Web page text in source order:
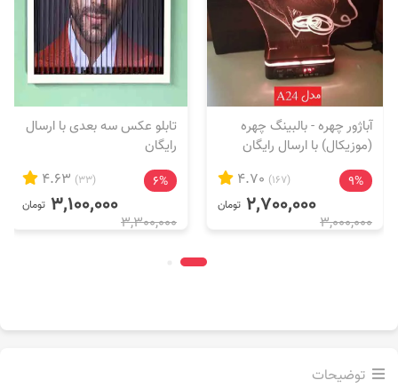
آباژور چهره - بالبینگ چهره
(موزیکال) با ارسال رایگان
9%
(167)
تومان
3,000,000
تابلو عکس سه بعدی با ارسال
رایگان
6%
(33)
تومان
3,300,000
توضیحات